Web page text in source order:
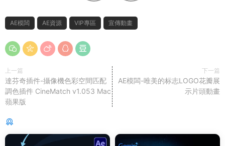
AE模闆 AE資源 VIP專區 宣傳動畫
上一篇
達芬奇插件-攝像機色彩空間匹配
調色插件 CineMatch v1.053 Mac
蘋果版
下一篇
AE模闆-唯美的标志LOGO花瓣展
示片頭動畫